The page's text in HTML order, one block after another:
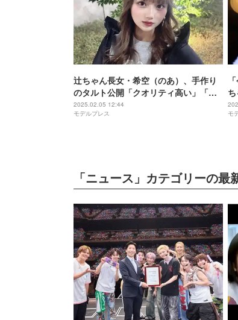
辻ちゃん長女・希空（のあ）、手作り
のタルト公開「クオリティ高い」「プ
ロ級」と反響
2025.02.05 12:44
モデルプレス
係
モ
「ニュース」カテゴリーの最